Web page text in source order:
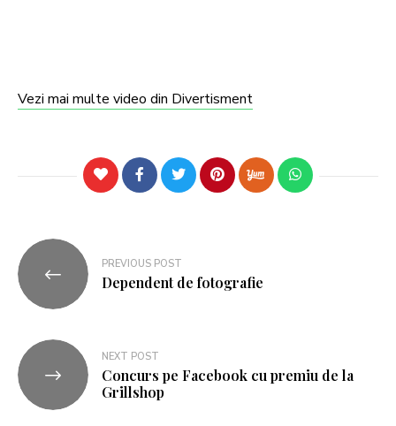
Vezi mai multe video din Divertisment
PREVIOUS POST
Dependent de fotografie
NEXT POST
Concurs pe Facebook cu premiu de la
Grillshop